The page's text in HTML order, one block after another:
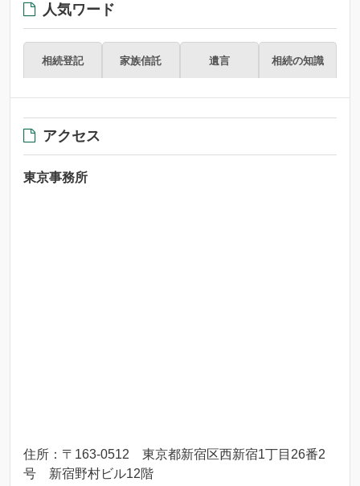
人気ワード
相続登記 家族信託 遺言 相続の知識
アクセス
東京事務所
住所：〒163-0512 東京都新宿区西新宿1丁目26番2
号 新宿野村ビル12階